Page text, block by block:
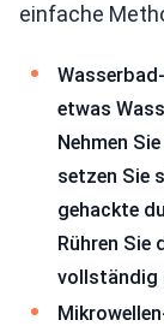
einfache
etwas
Nehmen
setzen Sie
gehackte
Rühren
vollständig